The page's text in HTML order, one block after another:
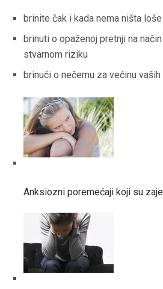
brinite čak i kada nema ništa loše
brinuti o opaženoj pretnji na
stvarnom riziku
brinući o nečemu za većinu
Anksiozni poremećaji koji su